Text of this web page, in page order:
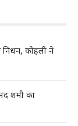
कोहली ने
शमी का